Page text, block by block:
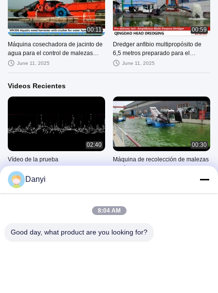
00:11
Máquina cosechadora de jacinto de
agua para el control de malezas
acuáticas
June 11, 2025
00:59
Dredger anfibio multipropósito de
6,5 metros preparado para el
dragado
June 11, 2025
Videos Recientes
02:40
Vídeo de la prueba
00:30
Máquina de recolección de malezas
00:11
Danyi
8:04 AM
Good day, what product are you looking for?